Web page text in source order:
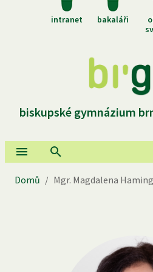
intranet bakaláři
biskupské gymnázium
Domů / Mgr. Magdalena